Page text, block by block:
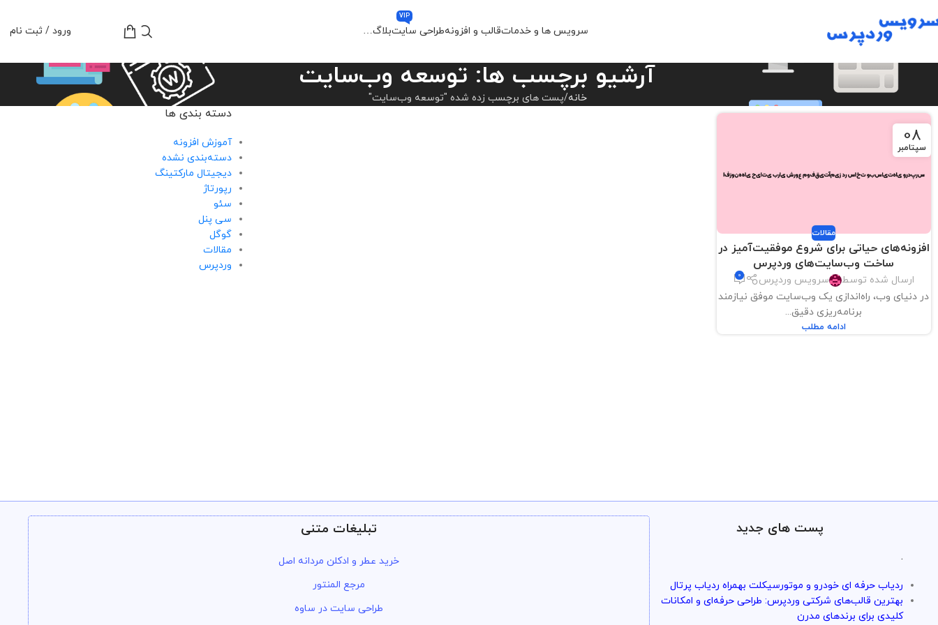
سرویس ها و خدماتقالب و افزونهطراحی سایت
VIP
بلاگ… ورود / ثبت نام
آرشیو برچسب ها: توسعه وب‌سایت
خانه پست های برچسب زده شده "توسعه وب‌سایت"
08
سپتامبر
مقالات
افزونه‌های حیاتی برای شروع موفقیت‌آمیز در
ساخت وب‌سایت‌های وردپرس
ارسال شده توسط سرویس وردپرس 0
در دنیای وب، راه‌اندازی یک وب‌سایت موفق نیازمند
برنامه‌ریزی دقیق...
ادامه مطلب
دسته بندی ها
آموزش افزونه
دسته‌بندی نشده
دیجیتال مارکتینگ
رپورتاژ
سئو
سی پنل
گوگل
مقالات
وردپرس
پست های جدید
.
ردیاب حرفه ای خودرو و موتورسیکلت بهمراه ردیاب پرتال
بهترین قالب‌های شرکتی وردپرس: طراحی حرفه‌ای و امکانات
کلیدی برای برندهای مدرن
تبلیغات متنی
خرید عطر و ادکلن مردانه اصل
مرجع المنتور
طراحی سایت در ساوه